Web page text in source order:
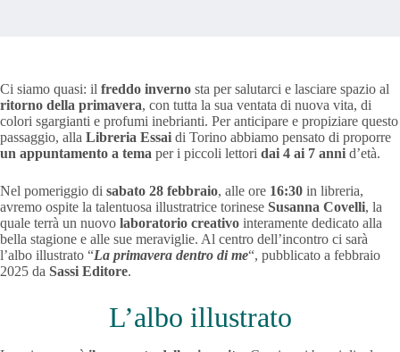
Ci siamo quasi: il freddo inverno sta per salutarci e lasciare spazio al
ritorno della primavera, con tutta la sua ventata di nuova vita, di
colori sgargianti e profumi inebrianti. Per anticipare e propiziare questo
passaggio, alla Libreria Essai di Torino abbiamo pensato di proporre
un appuntamento a tema per i piccoli lettori dai 4 ai 7 anni d’età.
Nel pomeriggio di sabato 28 febbraio, alle ore 16:30 in libreria,
avremo ospite la talentuosa illustratrice torinese Susanna Covelli, la
quale terrà un nuovo laboratorio creativo interamente dedicato alla
bella stagione e alle sue meraviglie. Al centro dell’incontro ci sarà
l’albo illustrato “La primavera dentro di me“, pubblicato a febbraio
2025 da Sassi Editore.
L’albo illustrato